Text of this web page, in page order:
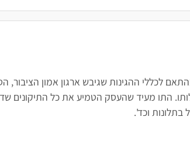
לכללי ההגינות שגיבש ארגון אמון הציבור,
התו מעיד שהעסק הטמיע את כל התיקונים
בתלונות וכד'.